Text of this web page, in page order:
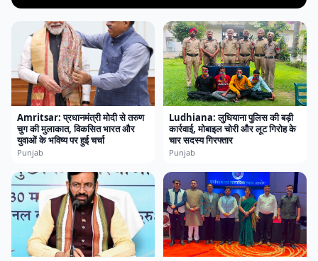
Amritsar: प्रधानमंत्री मोदी से तरुण
चुग की मुलाकात, विकसित भारत और
युवाओं के भविष्य पर हुई चर्चा
Punjab
Ludhiana: लुधियाना पुलिस की बड़ी
कार्रवाई, मोबाइल चोरी और लूट गिरोह के
चार सदस्य गिरफ्तार
Punjab